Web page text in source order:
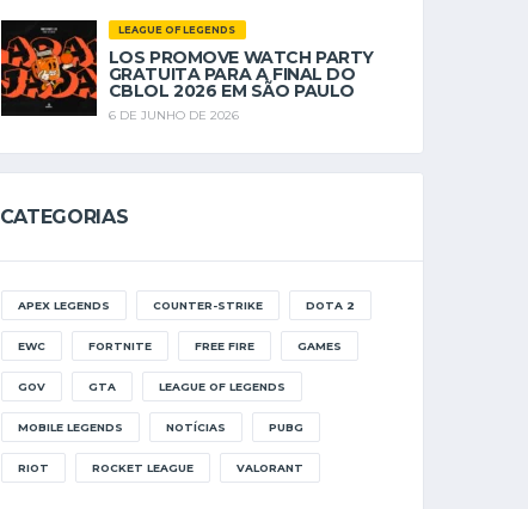
LEAGUE OF LEGENDS
LOS PROMOVE WATCH PARTY
GRATUITA PARA A FINAL DO
CBLOL 2026 EM SÃO PAULO
6 DE JUNHO DE 2026
CATEGORIAS
APEX LEGENDS COUNTER-STRIKE DOTA 2
EWC FORTNITE FREE FIRE GAMES
GOV GTA LEAGUE OF LEGENDS
MOBILE LEGENDS NOTÍCIAS PUBG
RIOT ROCKET LEAGUE VALORANT